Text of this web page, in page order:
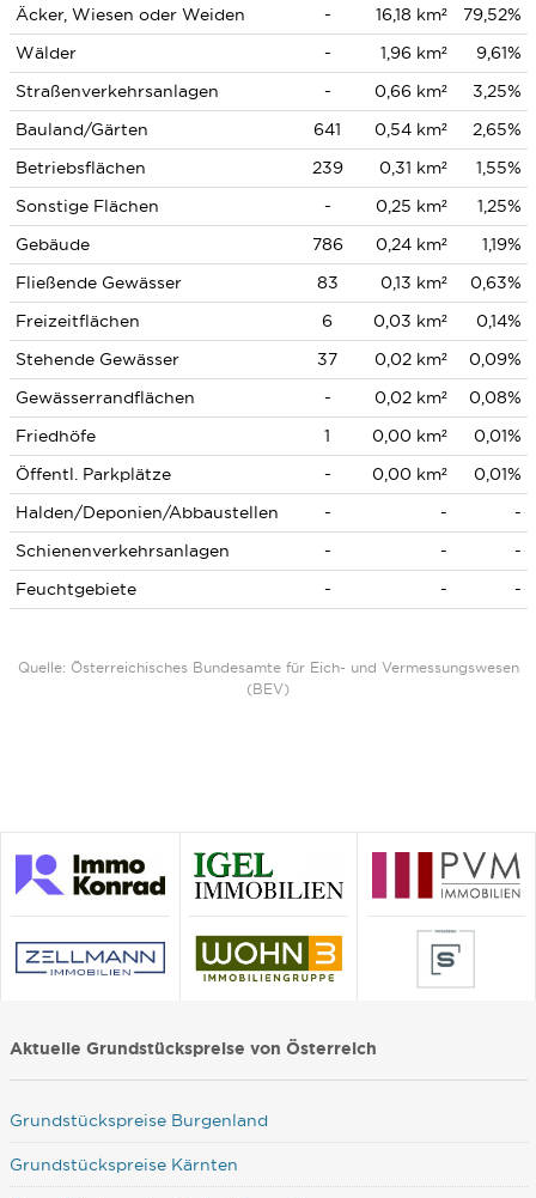
Äcker, Wiesen oder Weiden - 16,18 km²
79,52%
Wälder
- 1,96 km²
9,61%
Straßenverkehrsanlagen
- 0,66 km²
3,25%
Bauland/Gärten
641 0,54 km²
2,65%
Betriebsflächen
239 0,31 km²
1,55%
Sonstige Flächen
- 0,25 km²
1,25%
Gebäude
786 0,24 km²
1,19%
Fließende Gewässer
83 0,13 km²
0,63%
Freizeitflächen
6 0,03 km²
0,14%
Stehende Gewässer
37 0,02 km²
0,09%
Gewässerrandflächen
- 0,02 km²
0,08%
Friedhöfe
1 0,00 km²
0,01%
Öffentl. Parkplätze
- 0,00 km²
0,01%
Halden/Deponien/Abbaustellen
- -
-
Schienenverkehrsanlagen
- -
-
Feuchtgebiete
- - -
Quelle: Österreichisches Bundesamte für Eich- und Vermessungswesen
(BEV)
Aktuelle Grundstückspreise von Österreich
Grundstückspreise Burgenland
Grundstückspreise Kärnten